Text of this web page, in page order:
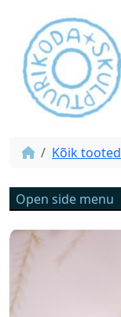
Kõik tooted
Open side menu